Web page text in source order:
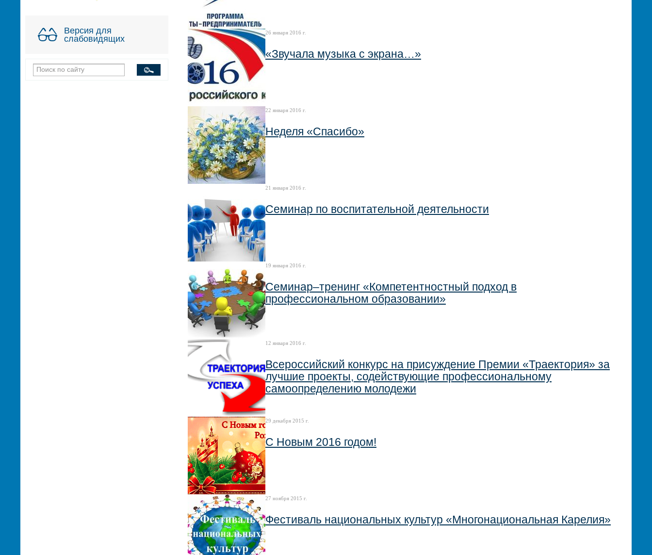
Версия для
слабовидящих
26 января 2016 г.
«Звучала музыка с экрана…»
22 января 2016 г.
Неделя «Спасибо»
21 января 2016 г.
Семинар по воспитательной деятельности
19 января 2016 г.
Семинар–тренинг «Компетентностный подход в
профессиональном образовании»
12 января 2016 г.
Всероссийский конкурс на присуждение Премии «Траектория» за
лучшие проекты, содействующие профессиональному
самоопределению молодежи
29 декабря 2015 г.
С Новым 2016 годом!
27 ноября 2015 г.
Фестиваль национальных культур «Многонациональная Карелия»